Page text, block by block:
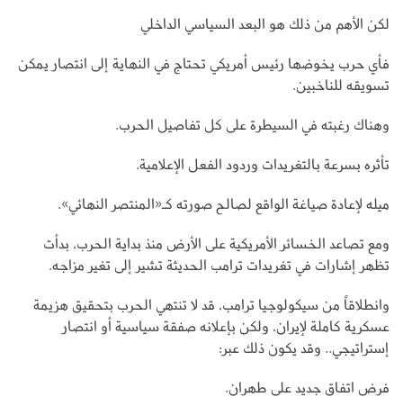
لكن الأهم من ذلك هو البعد السياسي الداخلي
فأي حرب يخوضها رئيس أمريكي تحتاج في النهاية إلى انتصار يمكن
تسويقه للناخبين.
وهناك رغبته في السيطرة على كل تفاصيل الحرب.
تأثره بسرعة بالتغريدات وردود الفعل الإعلامية.
ميله لإعادة صياغة الواقع لصالح صورته كـ«المنتصر النهائي».
ومع تصاعد الخسائر الأمريكية على الأرض منذ بداية الحرب، بدأت
تظهر إشارات في تغريدات ترامب الحديثة تشير إلى تغير مزاجه.
وانطلاقاً من سيكولوجيا ترامب، قد لا تنتهي الحرب بتحقيق هزيمة
عسكرية كاملة لإيران، ولكن بإعلانه صفقة سياسية أو انتصار
إستراتيجي.. وقد يكون ذلك عبر:
فرض اتفاق جديد على طهران.